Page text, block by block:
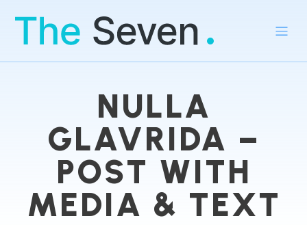
NULLA
GLAVRIDA –
POST WITH
MEDIA & TEXT